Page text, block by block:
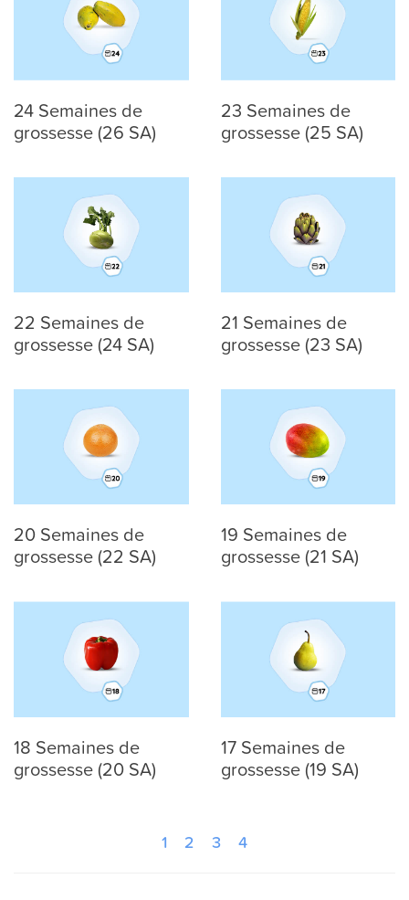
24 Semaines de
grossesse (26 SA)
23 Semaines de
grossesse (25 SA)
22 Semaines de
grossesse (24 SA)
21 Semaines de
grossesse (23 SA)
20 Semaines de
grossesse (22 SA)
19 Semaines de
grossesse (21 SA)
18 Semaines de
grossesse (20 SA)
17 Semaines de
grossesse (19 SA)
1 2 3 4